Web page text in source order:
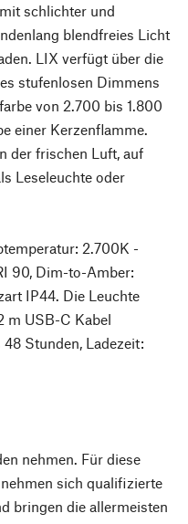
schlichter und
blendfreies Licht
LIX verfügt über die
stufenlosen Dimmens
von 2.700 bis 1.800
einer Kerzenflamme.
der frischen Luft, auf
Leseleuchte oder
2.700K -
90, Dim-to-Amber:
IP44. Die Leuchte
m USB-C Kabel
Stunden, Ladezeit:
nehmen. Für diese
sich qualifizierte
bringen die allermeisten